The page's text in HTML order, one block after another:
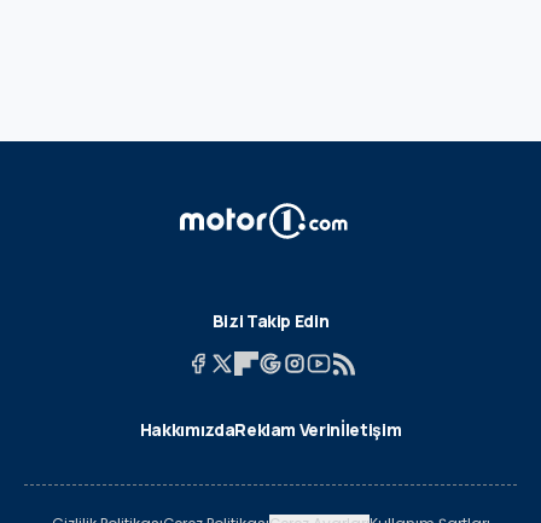
Bizi Takip Edin
HakkımızdaReklam Verinİletişim